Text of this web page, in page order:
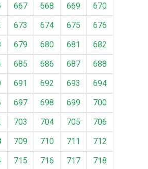
667 668 669
670
673 674 675
676
679 680 681
682
685 686 687
688
691 692 693
694
697 698 699
700
703 704 705
706
709 710 711
712
715 716 717 718